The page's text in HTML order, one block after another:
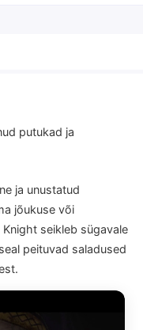
putukad ja
ja unustatud
jõukuse või
seikleb sügavale
peituvad saladused